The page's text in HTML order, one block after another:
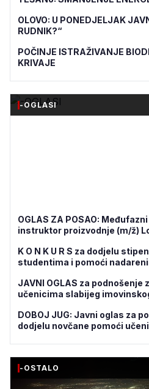
OLOVO: U PONEDJELJAK
RUDNIK?“
POČINJE ISTRAŽIVANJE
KRIVAJE
-OGLASI
OGLAS ZA POSAO:
instruktor proizvodnje (m/ž)
K O N K U R S za dodjelu
studentima i pomoći
JAVNI OGLAS za podnošenje
učenicima slabijeg
DOBOJ JUG: Javni oglas za
dodjelu novčane pomoći
-OSTALO